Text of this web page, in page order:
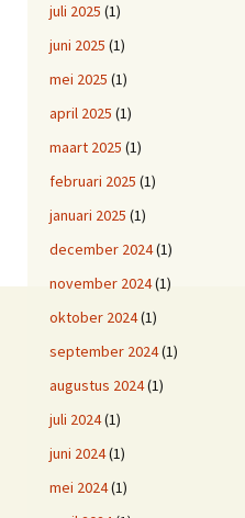
juli 2025 (1)
juni 2025 (1)
mei 2025 (1)
april 2025 (1)
maart 2025 (1)
februari 2025 (1)
januari 2025 (1)
december 2024(1)
november 2024(1)
oktober 2024(1)
september 2024(1)
augustus 2024(1)
juli 2024(1)
juni 2024(1)
mei 2024(1)